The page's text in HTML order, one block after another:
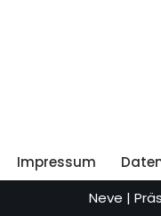
Impressum
Neve |